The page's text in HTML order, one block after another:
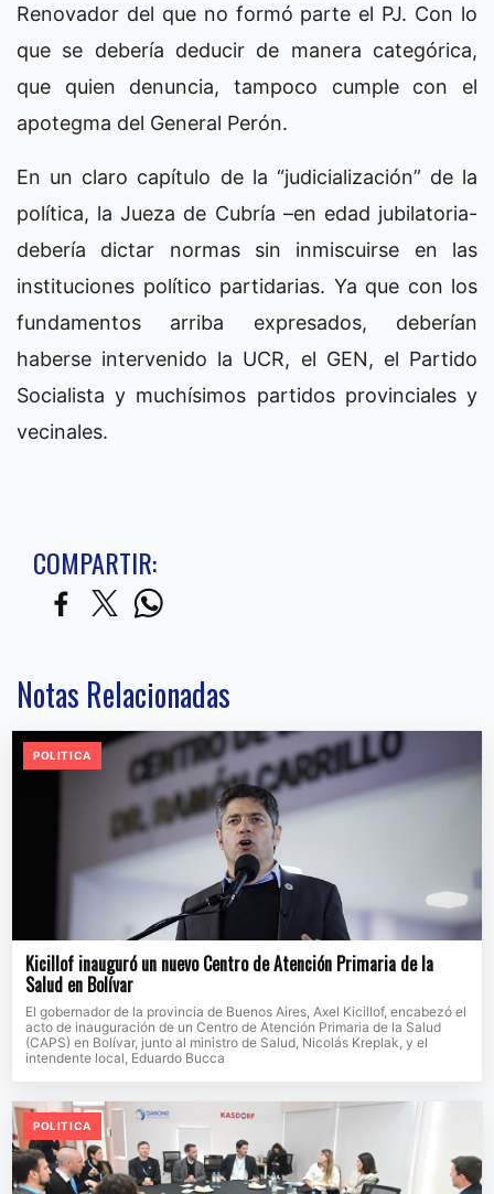
Renovador del que no formó parte el PJ. Con lo
que se debería deducir de manera categórica,
que quien denuncia, tampoco cumple con el
apotegma del General Perón.
En un claro capítulo de la “judicialización” de la
política, la Jueza de Cubría –en edad jubilatoria-
debería dictar normas sin inmiscuirse en las
instituciones político partidarias. Ya que con los
fundamentos arriba expresados, deberían
haberse intervenido la UCR, el GEN, el Partido
Socialista y muchísimos partidos provinciales y
vecinales.
COMPARTIR:
Notas Relacionadas
POLITICA
Kicillof inauguró un nuevo Centro de Atención Primaria de la
Salud en Bolívar
El gobernador de la provincia de Buenos Aires, Axel Kicillof, encabezó el
acto de inauguración de un Centro de Atención Primaria de la Salud
(CAPS) en Bolívar, junto al ministro de Salud, Nicolás Kreplak, y el
intendente local, Eduardo Bucca
POLITICA